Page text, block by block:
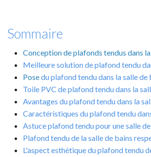
Sommaire
Conception de plafonds tendus dans
Meilleure solution de plafond tendu
Posedu plafond tendu dans la salle de
Toile PVC de plafond tendu dans la
Avantages du plafond tendu dans la
Caractéristiques du plafond tendu
Astuce plafond tendu pour une salle
Plafond tendu de la salle de bains
L'aspect esthétique du plafond tendu